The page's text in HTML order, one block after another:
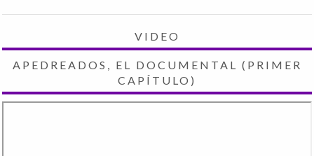
VIDEO
APEDREADOS, EL DOCUMENTAL (PRIMER
CAPÍTULO)